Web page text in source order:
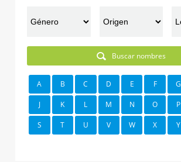
Buscar nombres
A B C D E F G
J K L M N O P
S T U V W X Y